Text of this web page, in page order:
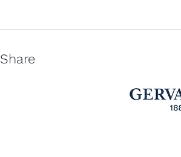
Share